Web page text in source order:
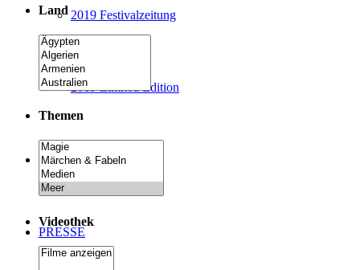
2019 Festivalzeitung
2019 Limited Edition
PARTNER*INNEN
PRESSE
Land
Themen
Videothek